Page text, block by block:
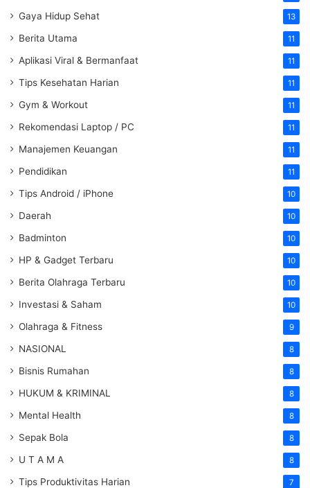
Gaya Hidup Sehat 13
Berita Utama 11
Aplikasi Viral & Bermanfaat 11
Tips Kesehatan Harian 11
Gym & Workout 11
Rekomendasi Laptop / PC 11
Manajemen Keuangan 11
Pendidikan 11
Tips Android / iPhone 10
Daerah 10
Badminton 10
HP & Gadget Terbaru 10
Berita Olahraga Terbaru 10
Investasi & Saham 10
Olahraga & Fitness 9
NASIONAL 8
Bisnis Rumahan 8
HUKUM & KRIMINAL 8
Mental Health 8
Sepak Bola 8
U T A M A 8
Tips Produktivitas Harian 7